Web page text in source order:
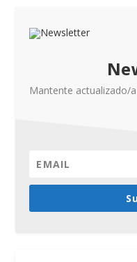
Mantente actualizado/